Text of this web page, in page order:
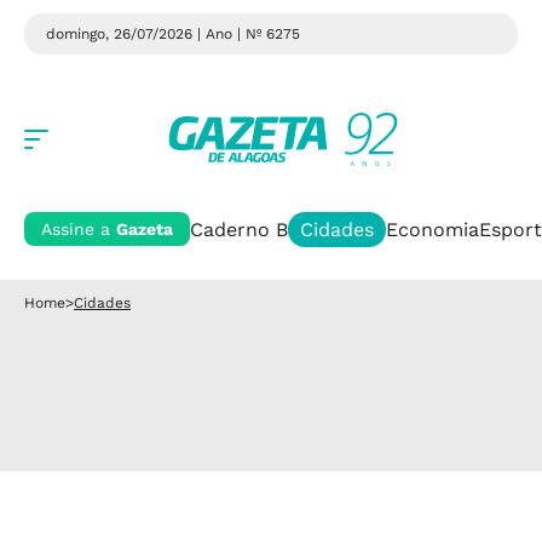
domingo, 26/07/2026 | Ano | Nº 6275
Assine a Gazeta Caderno B Cidades Economia
Home>Cidades